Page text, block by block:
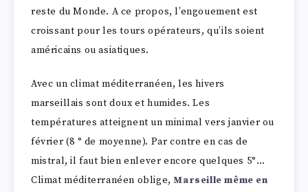
reste du Monde. A ce propos, l’engouement est
croissant pour les tours opérateurs, qu’ils soient
américains ou asiatiques.
Avec un climat méditerranéen, les hivers
marseillais sont doux et humides. Les
températures atteignent un minimal vers janvier ou
février (8 ° de moyenne). Par contre en cas de
mistral, il faut bien enlever encore quelques 5°…
Climat méditerranéen oblige,Marseille même en